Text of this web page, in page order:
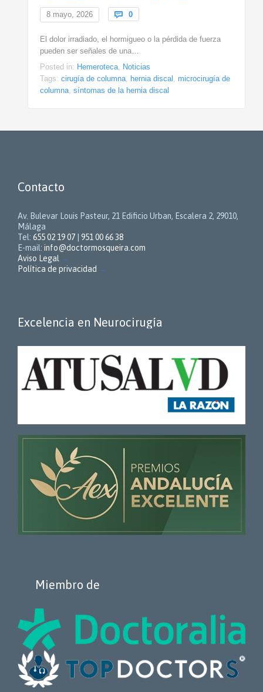
8 mayo, 2026  0Comments
El dolor irradiado, el hormigueo o la pérdida de fuerza
pueden ser señales de una…
Posted in: Hemeroteca, Noticias
Tags: cirugía de columna, hernia discal
microcirugía de
columna, síntomas de la hernia discal
Contacto
Av. Bulevar Louis Pasteur, 21 Edificio Urban, Escalera 2, 29010,
Málaga
Tel: 655 02 19 07
951 00 66 38
E-mail: info@doctormosqueira.com
Aviso Legal →
Política de privacidad →
Excelencia en Neurocirugía
Miembro de